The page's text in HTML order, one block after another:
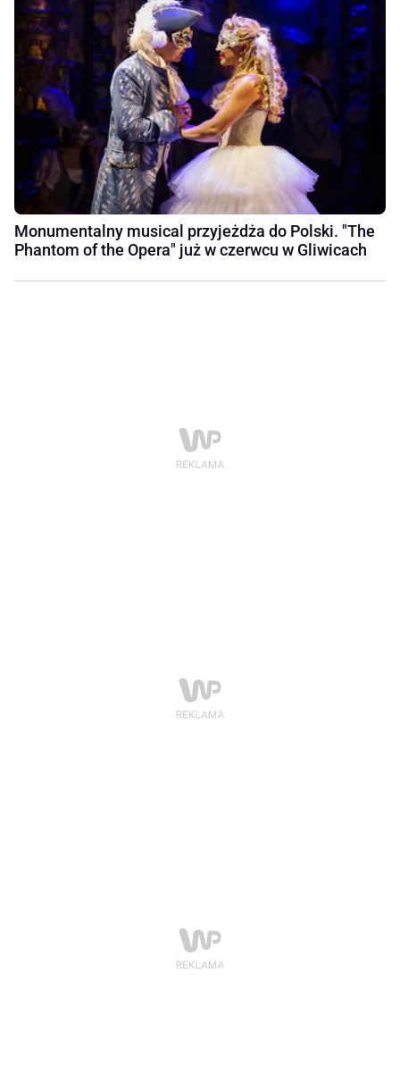
Monumentalny musical przyjeżdża do Polski. "The
Phantom of the Opera" już w czerwcu w Gliwicach